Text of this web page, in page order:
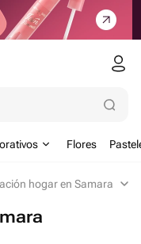
Flores
hogar en Samara